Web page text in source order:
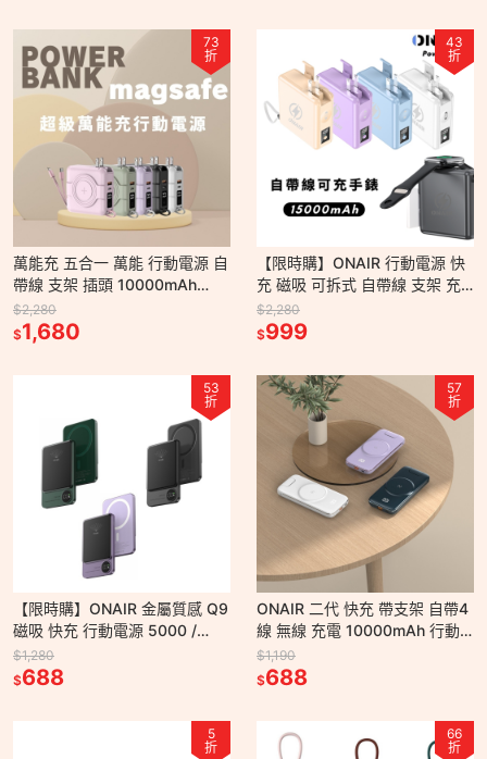
73
折
萬能充 五合一 萬能 行動電源 自
帶線 支架 插頭 10000mAh
15000mAh
$2,280
$1,680
43
折
【限時購】ONAIR 行動電源 快
充 磁吸 可拆式 自帶線 支架 充
手錶 15000mAh
$2,280
$999
53
折
【限時購】ONAIR 金屬質感 Q9
磁吸 快充 行動電源 5000 /
10000 mAh
$1,280
$688
57
折
ONAIR 二代 快充 帶支架 自帶4
線 無線 充電 10000mAh 行動
電源 蘋果 安卓 Switch iPad
$1,190
$688
5
折
66
折